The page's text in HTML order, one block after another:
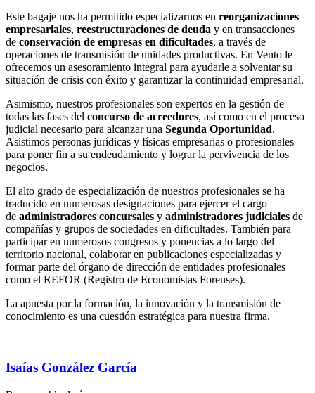
Este bagaje nos ha permitido especializarnos en reorganizaciones
empresariales, reestructuraciones de deuda y en transacciones
de conservación de empresas en dificultades, a través de
operaciones de transmisión de unidades productivas. En Vento le
ofrecemos un asesoramiento integral para ayudarle a solventar su
situación de crisis con éxito y garantizar la continuidad empresarial.
Asimismo, nuestros profesionales son expertos en la gestión de
todas las fases del concurso de acreedores, así como en el proceso
judicial necesario para alcanzar una Segunda Oportunidad.
Asistimos personas jurídicas y físicas empresarias o profesionales
para poner fin a su endeudamiento y lograr la pervivencia de los
negocios.
El alto grado de especialización de nuestros profesionales se ha
traducido en numerosas designaciones para ejercer el cargo
de administradores concursales y administradores judiciales de
compañías y grupos de sociedades en dificultades. También para
participar en numerosos congresos y ponencias a lo largo del
territorio nacional, colaborar en publicaciones especializadas y
formar parte del órgano de dirección de entidades profesionales
como el REFOR (Registro de Economistas Forenses).
La apuesta por la formación, la innovación y la transmisión de
conocimiento es una cuestión estratégica para nuestra firma.
Isaías González García